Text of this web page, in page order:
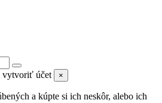
vytvoriť účet ×
a kúpte si ich neskôr, alebo ich